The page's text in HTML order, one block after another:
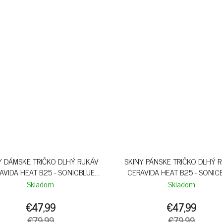
DÁMSKE TRIČKO DLHÝ RUKÁV
HEAT B25 - SONICBLUE
MELANGE
Skladom
€47,99
SKINY PÁNSKE TRIČKO DLHÝ
CERAVIDA HEAT B25 -
MELANGE
Skladom
€47,99